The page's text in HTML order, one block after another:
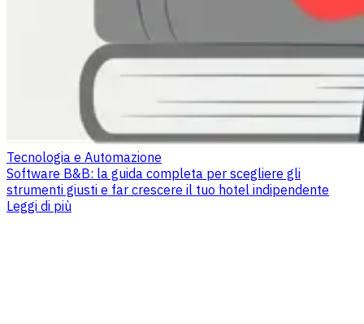
Tecnologia e Automazione
Software B&B: la guida completa per scegliere gli
strumenti giusti e far crescere il tuo hotel indipendente
Leggi di più